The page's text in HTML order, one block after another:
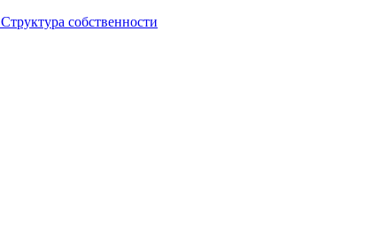
Структура собственности